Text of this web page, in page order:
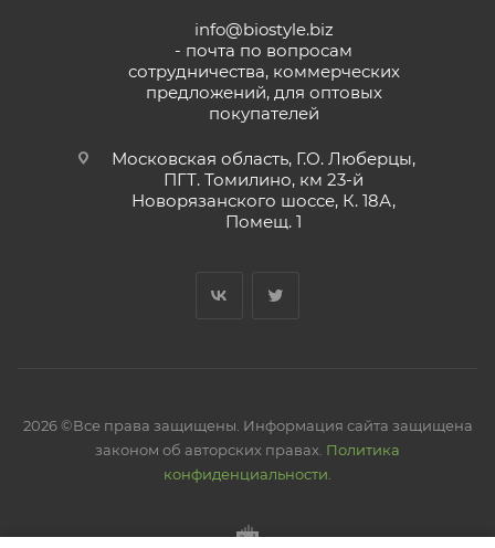
info@biostyle.biz
- почта по вопросам
сотрудничества, коммерческих
предложений, для оптовых
покупателей
Московская область, Г.О. Люберцы,
ПГТ. Томилино, км 23-й
Новорязанского шоссе, К. 18А,
Помещ. 1
2026 ©Все права защищены. Информация сайта защищена
законом об авторских правах. Политика
конфиденциальности.